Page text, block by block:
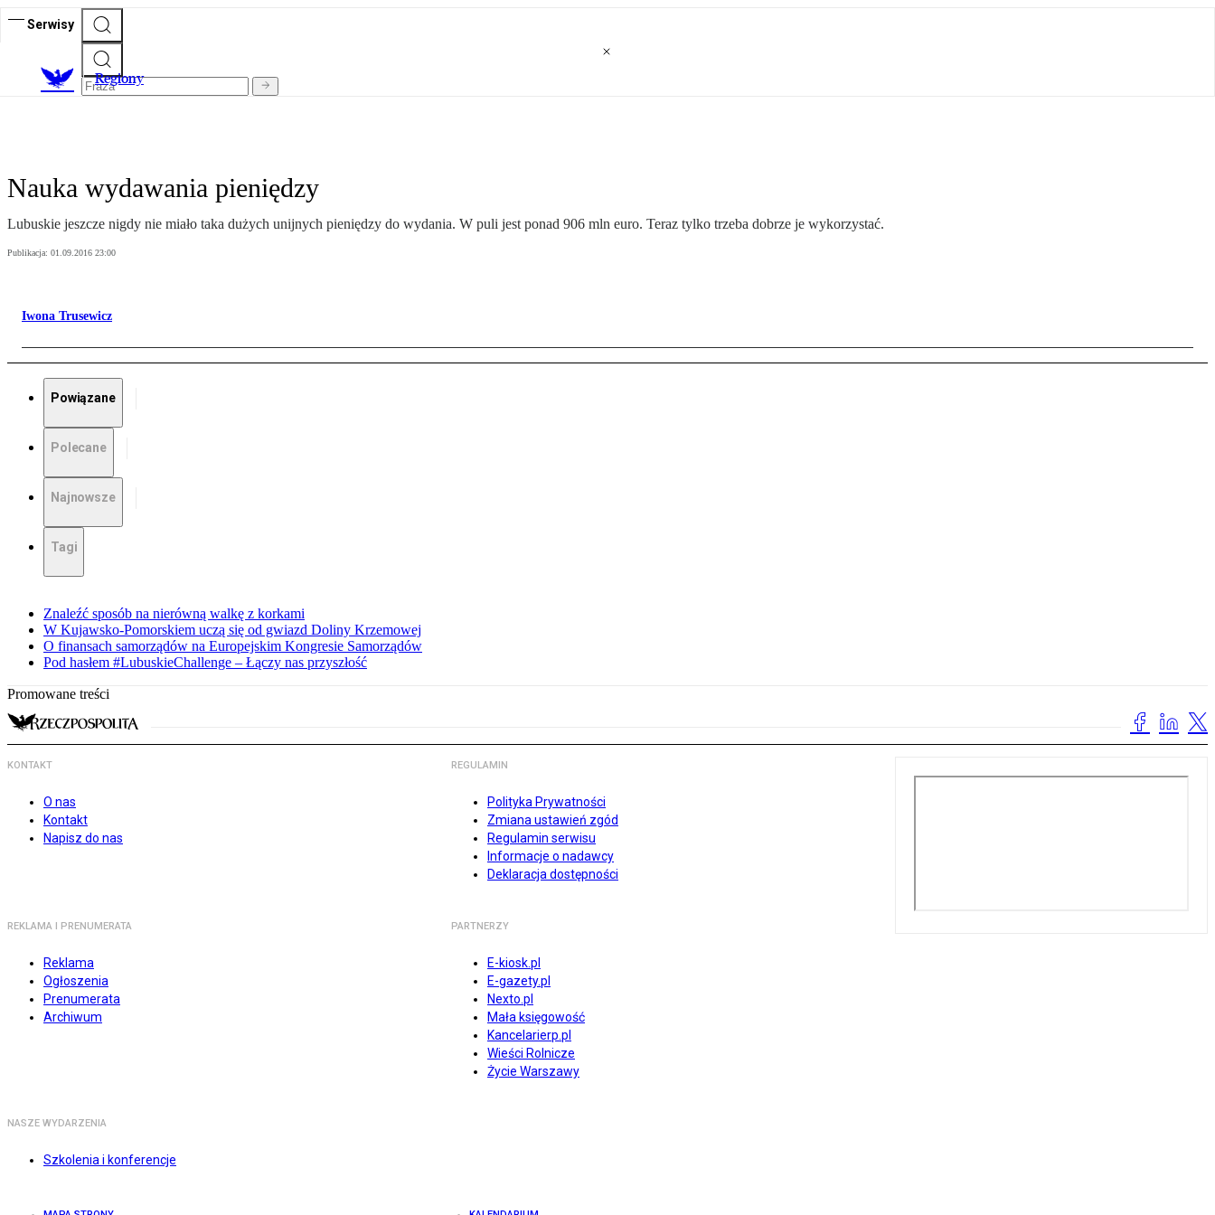
Serwisy
Regiony
Nauka wydawania pieniędzy
Lubuskie jeszcze nigdy nie miało taka dużych unijnych pieniędzy do wydania. W puli jest ponad 906 mln euro. Teraz tylko trzeba dobrze je wykorzystać.
Publikacja: 01.09.2016 23:00
Iwona Trusewicz
Powiązane
Polecane
Najnowsze
Tagi
Znaleźć sposób na nierówną walkę z korkami
W Kujawsko-Pomorskiem uczą się od gwiazd Doliny Krzemowej
O finansach samorządów na Europejskim Kongresie Samorządów
Pod hasłem #LubuskieChallenge – Łączy nas przyszłość
Promowane treści
KONTAKT
O nas
Kontakt
Napisz do nas
REGULAMIN
Polityka Prywatności
Zmiana ustawień zgód
Regulamin serwisu
Informacje o nadawcy
Deklaracja dostępności
REKLAMA I PRENUMERATA
Reklama
Ogłoszenia
Prenumerata
Archiwum
PARTNERZY
E-kiosk.pl
E-gazety.pl
Nexto.pl
Mała księgowość
Kancelarierp.pl
Wieści Rolnicze
Życie Warszawy
NASZE WYDARZENIA
Szkolenia i konferencje